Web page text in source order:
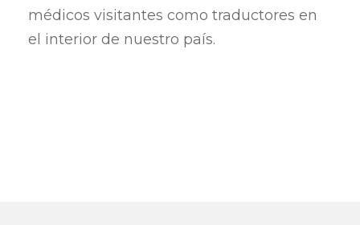
médicos visitantes como traductores en
el interior de nuestro país.